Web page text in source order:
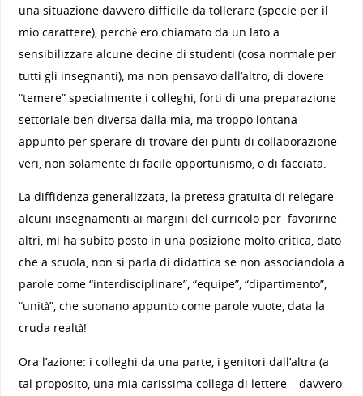
una situazione davvero difficile da tollerare (specie per il
mio carattere), perchè ero chiamato da un lato a
sensibilizzare alcune decine di studenti (cosa normale per
tutti gli insegnanti), ma non pensavo dall’altro, di dovere
“temere” specialmente i colleghi, forti di una preparazione
settoriale ben diversa dalla mia, ma troppo lontana
appunto per sperare di trovare dei punti di collaborazione
veri, non solamente di facile opportunismo, o di facciata.
La diffidenza generalizzata, la pretesa gratuita di relegare
alcuni insegnamenti ai margini del curricolo per favorirne
altri, mi ha subito posto in una posizione molto critica, dato
che a scuola, non si parla di didattica se non associandola a
parole come “interdisciplinare”, “equipe”, “dipartimento”,
“unità”, che suonano appunto come parole vuote, data la
cruda realtà!
Ora l’azione: i colleghi da una parte, i genitori dall’altra (a
tal proposito, una mia carissima collega di lettere – davvero